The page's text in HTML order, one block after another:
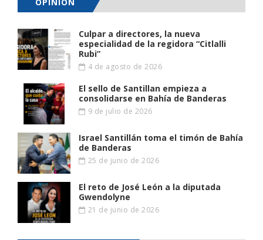
Culpar a directores, la nueva
especialidad de la regidora “Citlalli
Rubi”
4 de agosto de 2026
El sello de Santillan empieza a
consolidarse en Bahía de Banderas
9 de julio de 2026
Israel Santillán toma el timón de Bahía
de Banderas
25 de junio de 2026
El reto de José León a la diputada
Gwendolyne
21 de junio de 2026